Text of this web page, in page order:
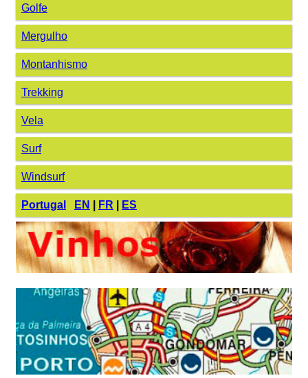
Golfe
Mergulho
Montanhismo
Trekking
Vela
Surf
Windsurf
Portugal EN FR ES